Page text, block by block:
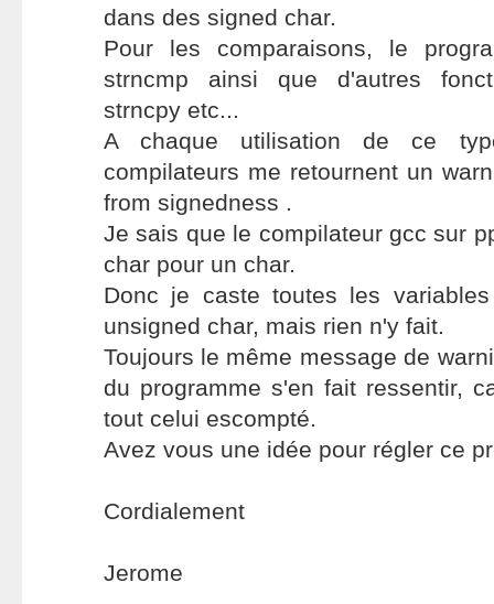
dans des signed char.
Pour les comparaisons, le
strncmp ainsi que d'autres
strncpy etc...
A chaque utilisation de ce
compilateurs me retournent un
from signedness .
Je sais que le compilateur gcc sur
char pour un char.
Donc je caste toutes les
unsigned char, mais rien n'y fait.
Toujours le même message de
du programme s'en fait ressentir,
tout celui escompté.
Avez vous une idée pour régler ce
Cordialement
Jerome